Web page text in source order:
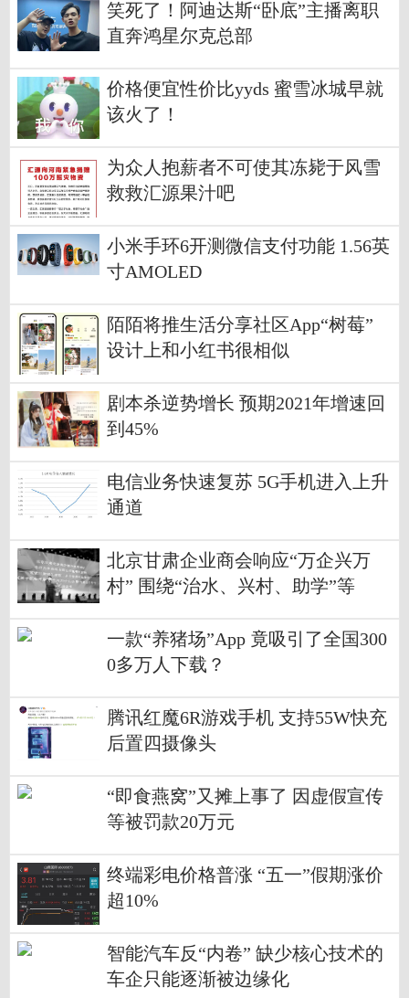
笑死了！阿迪达斯“卧底”主播离职
直奔鸿星尔克总部
价格便宜性价比yyds 蜜雪冰城早就
该火了！
为众人抱薪者不可使其冻毙于风雪
救救汇源果汁吧
小米手环6开测微信支付功能 1.56英
寸AMOLED
陌陌将推生活分享社区App“树莓”
设计上和小红书很相似
剧本杀逆势增长 预期2021年增速回
到45%
电信业务快速复苏 5G手机进入上升
通道
北京甘肃企业商会响应“万企兴万
村” 围绕“治水、兴村、助学”等
一款“养猪场”App 竟吸引了全国300
0多万人下载？
腾讯红魔6R游戏手机 支持55W快充
后置四摄像头
“即食燕窝”又摊上事了 因虚假宣传
等被罚款20万元
终端彩电价格普涨 “五一”假期涨价
超10%
智能汽车反“内卷” 缺少核心技术的
车企只能逐渐被边缘化